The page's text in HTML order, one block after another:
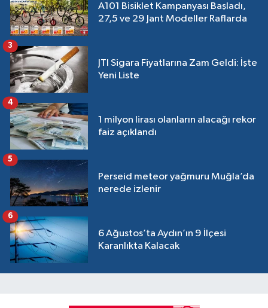
A101 Bisiklet Kampanyası Başladı,
27,5 ve 29 Jant Modeller Raflarda
JTI Sigara Fiyatlarına Zam Geldi: İşte
Yeni Liste
3
1 milyon lirası olanların alacağı rekor
faiz açıklandı
4
Perseid meteor yağmuru Muğla’da
nerede izlenir
5
6 Ağustos’ta Aydın’ın 9 İlçesi
Karanlıkta Kalacak
6